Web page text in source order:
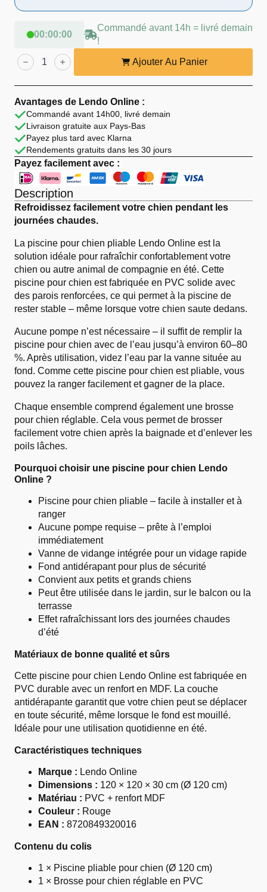
00:00:00
Commandé avant 14h = livré demain
!
quantité
de
Lendo
pour
Chien
Pliable
Ø120
cm
Rouge
Ajouter Au Panier
Avantages de Lendo Online :
Commandé avant 14h00, livré demain
Livraison gratuite aux Pays-Bas
Payez plus tard avec Klarna
Rendements gratuits dans les 30 jours
Payez facilement avec :
Description
Refroidissez facilement votre chien pendant les
journées chaudes.
La piscine pour chien pliable Lendo Online est la
solution idéale pour rafraîchir confortablement votre
chien ou autre animal de compagnie en été. Cette
piscine pour chien est fabriquée en PVC solide avec
des parois renforcées, ce qui permet à la piscine de
rester stable – même lorsque votre chien saute dedans.
Aucune pompe n’est nécessaire – il suffit de remplir la
piscine pour chien avec de l’eau jusqu’à environ 60–80
%. Après utilisation, videz l’eau par la vanne située au
fond. Comme cette piscine pour chien est pliable, vous
pouvez la ranger facilement et gagner de la place.
Chaque ensemble comprend également une brosse
pour chien réglable. Cela vous permet de brosser
facilement votre chien après la baignade et d’enlever les
poils lâches.
Pourquoi choisir une piscine pour chien Lendo
Online ?
Piscine pour chien pliable – facile à installer et à
ranger
Aucune pompe requise – prête à l’emploi
immédiatement
Vanne de vidange intégrée pour un vidage rapide
Fond antidérapant pour plus de sécurité
Convient aux petits et grands chiens
Peut être utilisée dans le jardin, sur le balcon ou la
terrasse
Effet rafraîchissant lors des journées chaudes
d’été
Matériaux de bonne qualité et sûrs
Cette piscine pour chien Lendo Online est fabriquée en
PVC durable avec un renfort en MDF. La couche
antidérapante garantit que votre chien peut se déplacer
en toute sécurité, même lorsque le fond est mouillé.
Idéale pour une utilisation quotidienne en été.
Caractéristiques techniques
Marque : Lendo Online
Dimensions : 120 × 120 × 30 cm (Ø 120 cm)
Matériau : PVC + renfort MDF
Couleur : Rouge
EAN : 8720849320016
Contenu du colis
1 × Piscine pliable pour chien (Ø 120 cm)
1 × Brosse pour chien réglable en PVC